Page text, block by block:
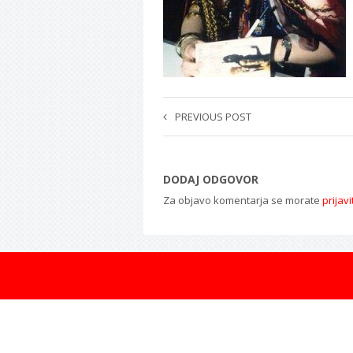
PREVIOUS POST
DODAJ ODGOVOR
Za objavo komentarja se morate